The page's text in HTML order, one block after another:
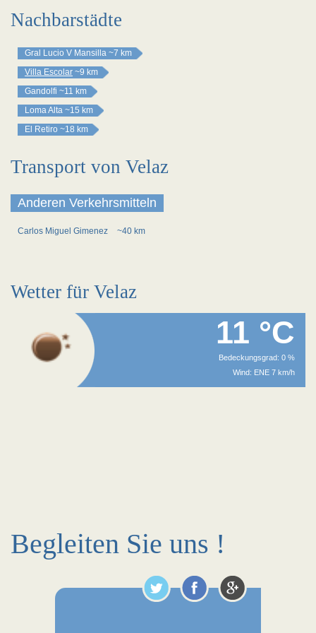
Nachbarstädte
Gral Lucio V Mansilla ~7 km
Villa Escolar ~9 km
Gandolfi ~11 km
Loma Alta ~15 km
El Retiro ~18 km
Transport von Velaz
Anderen Verkehrsmitteln
Carlos Miguel Gimenez ~40 km
Wetter für Velaz
11 °C
Bedeckungsgrad: 0 %
Wind: ENE 7 km/h
Begleiten Sie uns !